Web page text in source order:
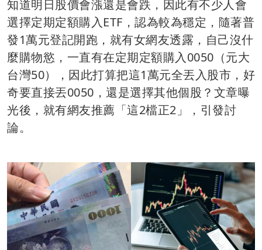
知道明日股價會漲還是會跌，因此有不少人會
選擇定期定額購入ETF，認為較為穩定，隨著普
發1萬元登記開跑，就有女網友透露，自己沒什
麼購物慾，一直有在定期定額購入0050（元大
台灣50），因此打算把這1萬元全丟入股市，好
奇要直接丟0050，還是選擇其他個股？文章曝
光後，就有網友推薦「這2檔正2」，引發討
論。